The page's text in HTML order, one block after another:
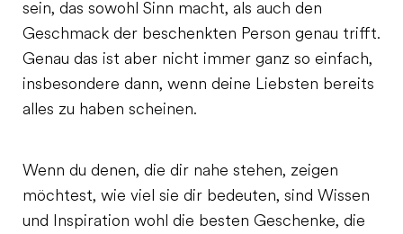
sein, das sowohl Sinn macht, als auch den
Geschmack der beschenkten Person genau trifft.
Genau das ist aber nicht immer ganz so einfach,
insbesondere dann, wenn deine Liebsten bereits
alles zu haben scheinen.
Wenn du denen, die dir nahe stehen, zeigen
möchtest, wie viel sie dir bedeuten, sind Wissen
und Inspiration wohl die besten Geschenke, die